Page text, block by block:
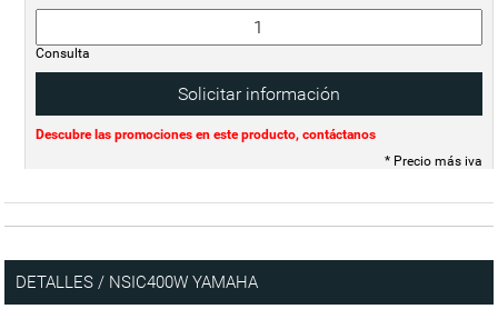
Consulta
Solicitar información
Descubre las promociones en este producto, contáctanos
* Precio más iva
DETALLES / NSIC400W YAMAHA